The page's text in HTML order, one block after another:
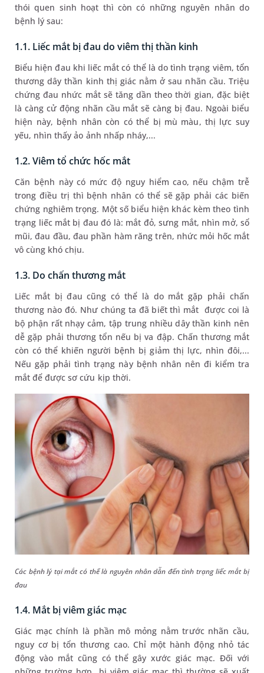
thói quen sinh hoạt thì còn có những nguyên nhân do
bệnh lý sau:
1.1. Liếc mắt bị đau do viêm thị thần kinh
Biểu hiện đau khi liếc mắt có thể là do tình trạng viêm, tổn
thương dây thần kinh thị giác nằm ở sau nhãn cầu. Triệu
chứng đau nhức mắt sẽ tăng dần theo thời gian, đặc biệt
là càng cử động nhãn cầu mắt sẽ càng bị đau. Ngoài biểu
hiện này, bệnh nhân còn có thể bị mù màu, thị lực suy
yếu, nhìn thấy ảo ảnh nhấp nháy,...
1.2. Viêm tổ chức hốc mắt
Căn bệnh này có mức độ nguy hiểm cao, nếu chậm trễ
trong điều trị thì bệnh nhân có thể sẽ gặp phải các biến
chứng nghiêm trọng. Một số biểu hiện khác kèm theo tình
trạng liếc mắt bị đau đó là: mắt đỏ, sưng mắt, nhìn mở, sổ
mũi, đau đầu, đau phần hàm răng trên, nhức mỏi hốc mắt
vô cùng khó chịu.
1.3. Do chấn thương mắt
Liếc mắt bị đau cũng có thể là do mắt gặp phải chấn
thương nào đó. Như chúng ta đã biết thì mắt được coi là
bộ phận rất nhạy cảm, tập trung nhiều dây thần kinh nên
dễ gặp phải thương tổn nếu bị va đập. Chấn thương mắt
còn có thể khiến người bệnh bị giảm thị lực, nhìn đôi,...
Nếu gặp phải tình trạng này bệnh nhân nên đi kiểm tra
mắt để được sơ cứu kịp thời.
Các bệnh lý tại mắt có thể là nguyên nhân dẫn đến tình trạng liếc mắt bị
đau
1.4. Mắt bị viêm giác mạc
Giác mạc chính là phần mô mỏng nằm trước nhãn cầu,
nguy cơ bị tổn thương cao. Chỉ một hành động nhỏ tác
động vào mắt cũng có thể gây xước giác mạc. Đối với